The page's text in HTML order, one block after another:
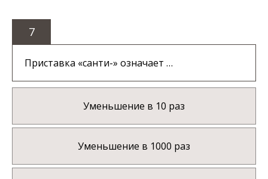
7
Приставка «санти-» означает …
Уменьшение в 10 раз
Уменьшение в 1000 раз